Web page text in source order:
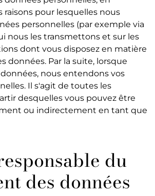
raisons pour lesquelles nous
personnelles (par exemple via
nous les transmettons et sur les
dont vous disposez en matière
données. Par la suite, lorsque
nous entendons vos
Il s'agit de toutes les
desquelles vous pouvez être
ou indirectement en tant que
du
des données